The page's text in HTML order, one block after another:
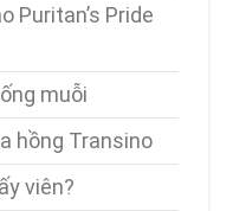
Puritan’s Pride
muỗi
hồng Transino
viên?